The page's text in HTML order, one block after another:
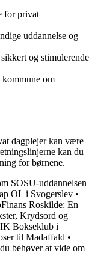
for privat
uddannelse og
og stimulerende
om
dagplejer kan være
kan du
for børnene.
SOSU-uddannelsen
OL i Svogerslev •
Roskilde: En
Krydsord og
Bokseklub i
til Madaffald •
behøver at vide om